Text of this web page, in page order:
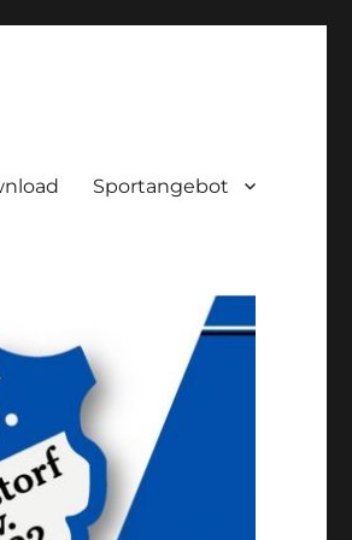
Sportangebot